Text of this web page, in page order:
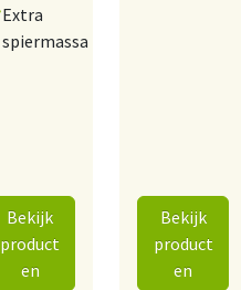
Extra
spiermassa
Bekijk
product
en
Bekijk
product
en